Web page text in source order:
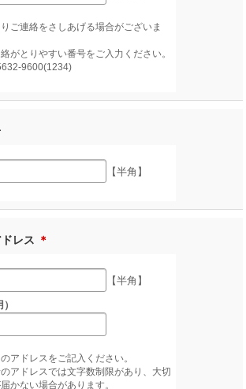
ご連絡をさしあげる場合がございま
がとりやすい番号をご入力ください。
9600(1234)
【半角】
レス ＊
【半角】
アドレスをご記入ください。
アドレスでは文字数制限があり、大切
かない場合があります。